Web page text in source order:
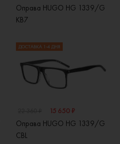
Оправа HUGO HG 1339/G
KB7
ДОСТАВКА 1-4 ДНЯ
15 650 ₽
Оправа HUGO HG 1339/G
CBL